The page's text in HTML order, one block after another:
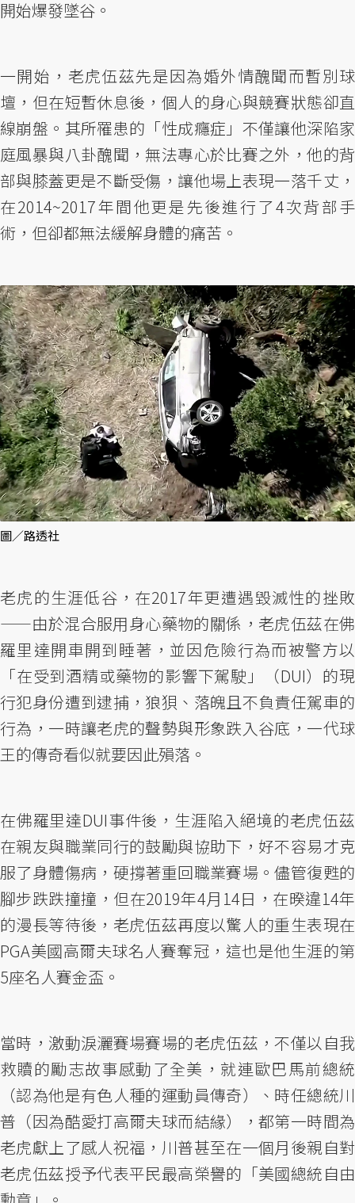
開始爆發墜谷。
一開始，老虎伍茲先是因為婚外情醜聞而暫別球
壇，但在短暫休息後，個人的身心與競賽狀態卻直
線崩盤。其所罹患的「性成癮症」不僅讓他深陷家
庭風暴與八卦醜聞，無法專心於比賽之外，他的背
部與膝蓋更是不斷受傷，讓他場上表現一落千丈，
在2014~2017年間他更是先後進行了4次背部手
術，但卻都無法緩解身體的痛苦。
圖／路透社
老虎的生涯低谷，在2017年更遭遇毀滅性的挫敗
——由於混合服用身心藥物的關係，老虎伍茲在佛
羅里達開車開到睡著，並因危險行為而被警方以
「在受到酒精或藥物的影響下駕駛」（DUI）的現
行犯身份遭到逮捕，狼狽、落魄且不負責任駕車的
行為，一時讓老虎的聲勢與形象跌入谷底，一代球
王的傳奇看似就要因此殞落。
在佛羅里達DUI事件後，生涯陷入絕境的老虎伍茲
在親友與職業同行的鼓勵與協助下，好不容易才克
服了身體傷病，硬撐著重回職業賽場。儘管復甦的
腳步跌跌撞撞，但在2019年4月14日，在暌違14年
的漫長等待後，老虎伍茲再度以驚人的重生表現在
PGA美國高爾夫球名人賽奪冠，這也是他生涯的第
5座名人賽金盃。
當時，激動淚灑賽場賽場的老虎伍茲，不僅以自我
救贖的勵志故事感動了全美，就連歐巴馬前總統
（認為他是有色人種的運動員傳奇）、時任總統川
普（因為酷愛打高爾夫球而結緣），都第一時間為
老虎獻上了感人祝福，川普甚至在一個月後親自對
老虎伍茲授予代表平民最高榮譽的「美國總統自由